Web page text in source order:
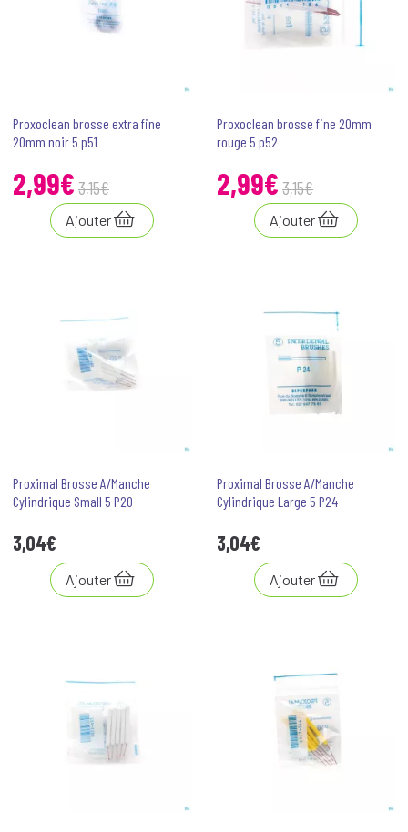
Proxoclean brosse extra fine
20mm noir 5 p51
2,99€ 3,15€
Ajouter
Proxoclean brosse fine 20mm
rouge 5 p52
2,99€ 3,15€
Ajouter
Proximal Brosse A/Manche
Cylindrique Small 5 P20
3,04€
Ajouter
Proximal Brosse A/Manche
Cylindrique Large 5 P24
3,04€
Ajouter